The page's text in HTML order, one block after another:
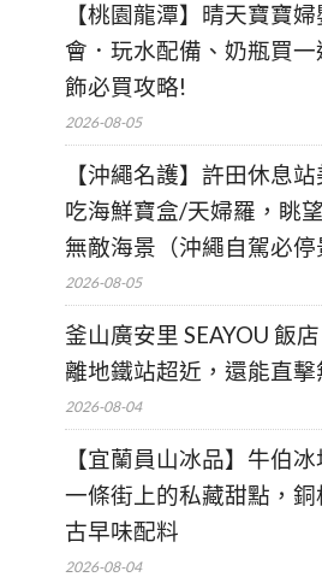
【桃園龍潭】晴天寶寶
會．玩水配備、奶瓶買
飾必買攻略!
2026-08-05
【沖繩名護】許田休息
吃海鮮寶盒/天婦羅，眺
無敵海景（沖繩自駕必停
2026-08-05
釜山廣安里 SEAYOU 飯
離地鐵站超近，還能直擊
2026-08-04
【宜蘭員山冰品】牛伯
一條街上的私藏甜點，
古早味配料
2026-08-04